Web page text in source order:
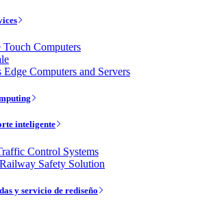
Computers
Computers and Servers
inteligente
Control Systems
Safety Solution
y servicio de rediseño